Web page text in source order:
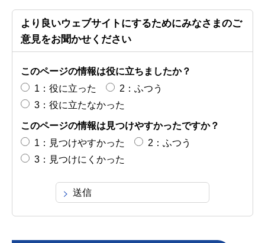
より良いウェブサイトにするためにみなさまのご
意見をお聞かせください
このページの情報は役に立ちましたか？
1：役に立った
2：ふつう
3：役に立たなかった
このページの情報は見つけやすかったですか？
1：見つけやすかった
2：ふつう
3：見つけにくかった